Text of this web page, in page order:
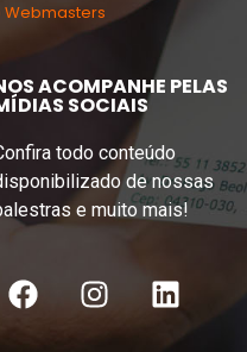
ACOMPANHE PELAS
SOCIAIS
todo conteúdo
de nossas
e muito mais!